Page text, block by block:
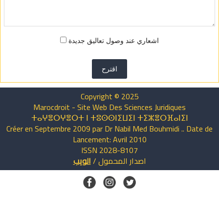
اشعاري عند وصول تعاليق جديدة
اقترح
Copyright © 2025
Marocdroit - Site Web Des Sciences Juridiques
ⵜⴰⵖⴻⵔⵖⴻⵔⵜ ⵏ ⵜⵓⵙⵙⵏⵉⵡⵉⵏ ⵜⵉⵣⴻⵔⴼⴰⵏⵉⵏ
Créer en Septembre 2009 par Dr Nabil Med Bouhmidi .. Date de
Lancement: Avril 2010
ISSN 2028-8107
اصدار المحمول/الويب